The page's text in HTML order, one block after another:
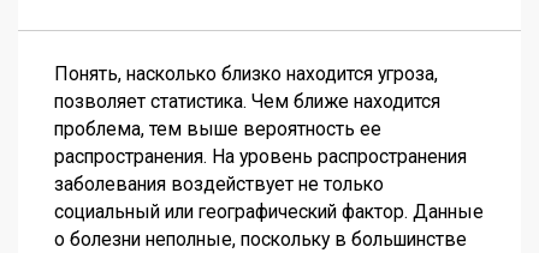
Понять, насколько близко находится угроза,
позволяет статистика. Чем ближе находится
проблема, тем выше вероятность ее
распространения. На уровень распространения
заболевания воздействует не только
социальный или географический фактор. Данные
о болезни неполные, поскольку в большинстве